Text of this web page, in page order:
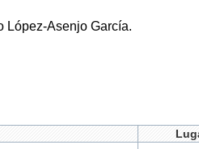
López-Asenjo García.